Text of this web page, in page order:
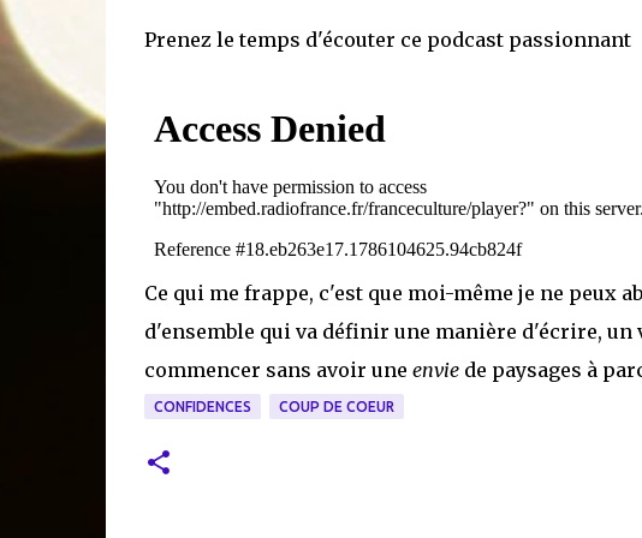
Prenez le temps d'écouter ce podcast passionnant
Ce qui me frappe, c'est que moi-même je ne peux
d'ensemble qui va définir une manière d'écrire, un
commencer sans avoir une envie de paysages à
CONFIDENCES COUP DE COEUR